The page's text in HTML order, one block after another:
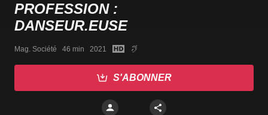
PROFESSION :
DANSEUR.EUSE
Mag. Société   46 min   2021
S'ABONNER